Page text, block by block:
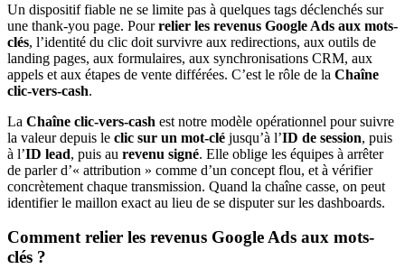
Un dispositif fiable ne se limite pas à quelques tags déclenchés sur
une thank-you page. Pourrelier les revenus Google Ads aux mots-
clés, l’identité du clic doit survivre aux redirections, aux outils de
landing pages, aux formulaires, aux synchronisations CRM, aux
appels et aux étapes de vente différées. C’est le rôle de la Chaîne
clic-vers-cash.
La Chaîne clic-vers-cash est notre modèle opérationnel pour suivre
la valeur depuis le clic sur un mot-clé jusqu’à l’ID de session, puis
à l’ID lead, puis au revenu signé. Elle oblige les équipes à arrêter
de parler d’« attribution » comme d’un concept flou, et à vérifier
concrètement chaque transmission. Quand la chaîne casse, on peut
identifier le maillon exact au lieu de se disputer sur les dashboards.
Comment relier les revenus Google Ads aux mots-
clés ?